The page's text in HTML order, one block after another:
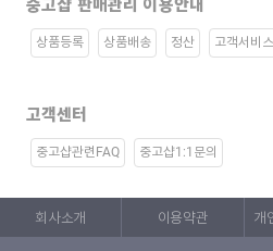
중고샵 판매관리 이용안내
상품등록 상품배송 정산 고객서비
고객센터
중고샵관련FAQ 중고샵1:1문의
회사소개 이용약관 개